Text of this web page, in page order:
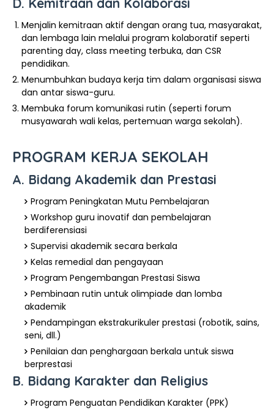
D. Kemitraan dan Kolaborasi
Menjalin kemitraan aktif dengan orang tua, masyarakat,
dan lembaga lain melalui program kolaboratif seperti
parenting day, class meeting terbuka, dan CSR
pendidikan.
Menumbuhkan budaya kerja tim dalam organisasi siswa
dan antar siswa-guru.
Membuka forum komunikasi rutin (seperti forum
musyawarah wali kelas, pertemuan warga sekolah).
PROGRAM KERJA SEKOLAH
A. Bidang Akademik dan Prestasi
Program Peningkatan Mutu Pembelajaran
Workshop guru inovatif dan pembelajaran
berdiferensiasi
Supervisi akademik secara berkala
Kelas remedial dan pengayaan
Program Pengembangan Prestasi Siswa
Pembinaan rutin untuk olimpiade dan lomba
akademik
Pendampingan ekstrakurikuler prestasi (robotik, sains,
seni, dll.)
Penilaian dan penghargaan berkala untuk siswa
berprestasi
B. Bidang Karakter dan Religius
Program Penguatan Pendidikan Karakter (PPK)